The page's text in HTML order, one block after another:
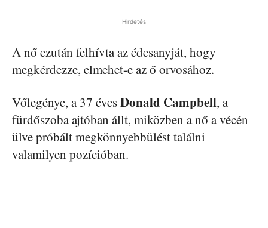
Hirdetés
A nő ezután felhívta az édesanyját, hogy
megkérdezze, elmehet-e az ő orvosához.
Vőlegénye, a 37 évesDonald Campbell, a
fürdőszoba ajtóban állt, miközben a nő a vécén
ülve próbált megkönnyebbülést találni
valamilyen pozícióban.